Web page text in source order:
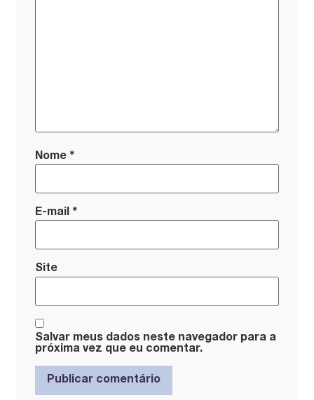
Nome*
E-mail*
Site
Salvar meus dados neste navegador para a
próxima vez que eu comentar.